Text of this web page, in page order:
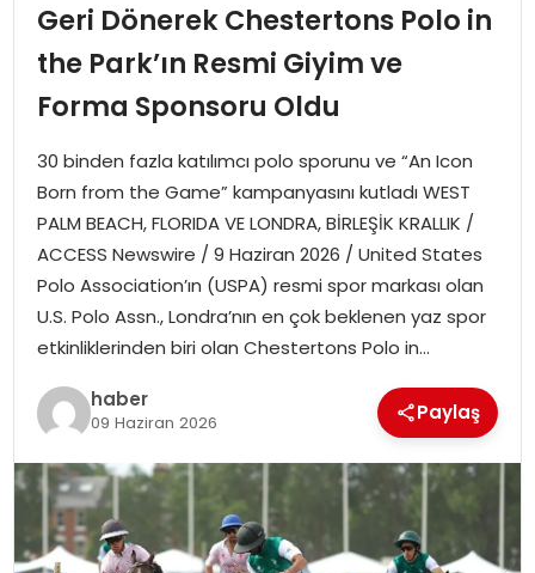
SPOR
MAGAZIN
SPOR
EĞITIM
OTOMOBIL
TEKNOLOJI
EKONOMI
Geri Dönerek Chestertons Polo in
the Park’ın Resmi Giyim ve
Forma Sponsoru Oldu
30 binden fazla katılımcı polo sporunu ve “An Icon
Born from the Game” kampanyasını kutladı WEST
PALM BEACH, FLORIDA VE LONDRA, BİRLEŞİK KRALLIK /
ACCESS Newswire / 9 Haziran 2026 / United States
Polo Association’ın (USPA) resmi spor markası olan
U.S. Polo Assn., Londra’nın en çok beklenen yaz spor
etkinliklerinden biri olan Chestertons Polo in…
haber
09 Haziran 2026 Paylaş